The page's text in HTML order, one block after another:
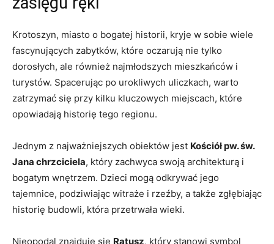
Krotoszyn, miasto o bogatej historii, kryje w sobie wiele
fascynujących zabytków, które oczarują nie tylko
dorosłych, ale również najmłodszych mieszkańców i
turystów. Spacerując po urokliwych uliczkach, warto
zatrzymać się przy kilku kluczowych miejscach, które
opowiadają historię tego regionu.
Jednym z najważniejszych obiektów jest Kościół pw. św.
Jana chrzciciela, który zachwyca swoją architekturą i
bogatym wnętrzem. Dzieci mogą odkrywać jego
tajemnice, podziwiając witraże i rzeźby, a także zgłębiając
historię budowli, która przetrwała wieki.
Nieopodal znajduje się Ratusz, który stanowi symbol